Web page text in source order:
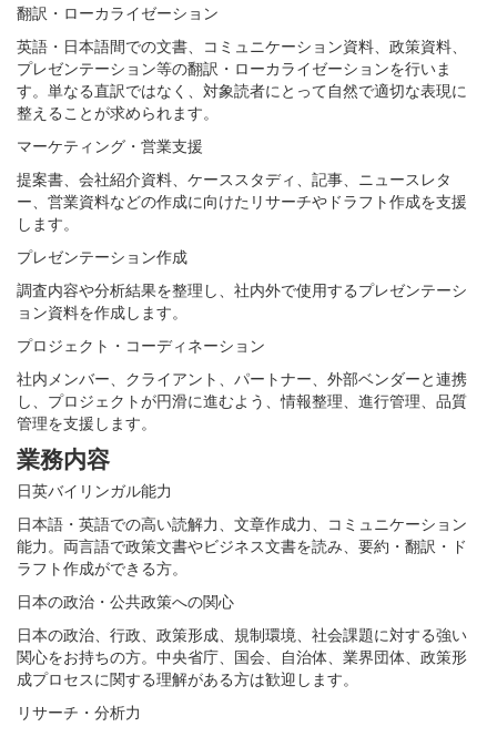
翻訳・ローカライゼーション
英語・日本語間での文書、コミュニケーション資料、政策資料、
プレゼンテーション等の翻訳・ローカライゼーションを行いま
す。単なる直訳ではなく、対象読者にとって自然で適切な表現に
整えることが求められます。
マーケティング・営業支援
提案書、会社紹介資料、ケーススタディ、記事、ニュースレタ
ー、営業資料などの作成に向けたリサーチやドラフト作成を支援
します。
プレゼンテーション作成
調査内容や分析結果を整理し、社内外で使用するプレゼンテーシ
ョン資料を作成します。
プロジェクト・コーディネーション
社内メンバー、クライアント、パートナー、外部ベンダーと連携
し、プロジェクトが円滑に進むよう、情報整理、進行管理、品質
管理を支援します。
業務内容
日英バイリンガル能力
日本語・英語での高い読解力、文章作成力、コミュニケーション
能力。両言語で政策文書やビジネス文書を読み、要約・翻訳・ド
ラフト作成ができる方。
日本の政治・公共政策への関心
日本の政治、行政、政策形成、規制環境、社会課題に対する強い
関心をお持ちの方。中央省庁、国会、自治体、業界団体、政策形
成プロセスに関する理解がある方は歓迎します。
リサーチ・分析力